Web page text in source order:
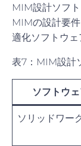
MIM設計ソフ
MIMの設計要
適化ソフトウェ
表7：MIM設計
ソフトウ
ソリッドワー